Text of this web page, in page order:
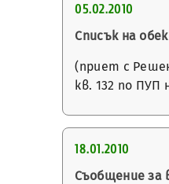
05.02.2010
Списък на
(приет с
кв. 132 по ПУП
18.01.2010
Съобщение за